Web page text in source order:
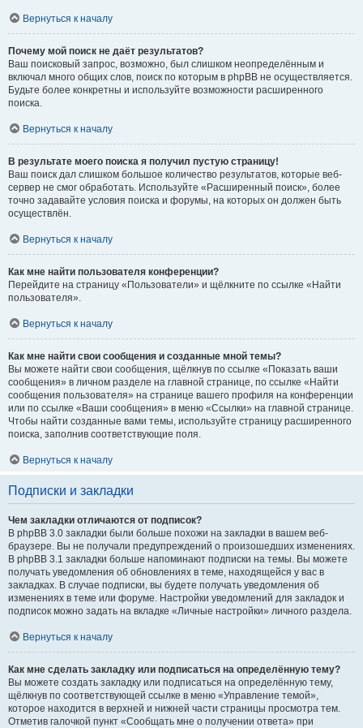
Вернуться к началу
Почему мой поиск не даёт результатов?
Ваш поисковый запрос, возможно, был слишком неопределённым и
включал много общих слов, поиск по которым в phpBB не осуществляется.
Будьте более конкретны и используйте возможности расширенного
поиска.
Вернуться к началу
В результате моего поиска я получил пустую страницу!
Ваш поиск дал слишком большое количество результатов, которые веб-
сервер не смог обработать. Используйте «Расширенный поиск», более
точно задавайте условия поиска и форумы, на которых он должен быть
осуществлён.
Вернуться к началу
Как мне найти пользователя конференции?
Перейдите на страницу «Пользователи» и щёлкните по ссылке «Найти
пользователя».
Вернуться к началу
Как мне найти свои сообщения и созданные мной темы?
Вы можете найти свои сообщения, щёлкнув по ссылке «Показать ваши
сообщения» в личном разделе на главной странице, по ссылке «Найти
сообщения пользователя» на странице вашего профиля на конференции
или по ссылке «Ваши сообщения» в меню «Ссылки» на главной странице.
Чтобы найти созданные вами темы, используйте страницу расширенного
поиска, заполнив соответствующие поля.
Вернуться к началу
Подписки и закладки
Чем закладки отличаются от подписок?
В phpBB 3.0 закладки были больше похожи на закладки в вашем веб-
браузере. Вы не получали предупреждений о произошедших изменениях.
В phpBB 3.1 закладки больше напоминают подписки на темы. Вы можете
получать уведомления об обновлениях в теме, находящейся у вас в
закладках. В случае подписки, вы будете получать уведомления об
изменениях в теме или форуме. Настройки уведомлений для закладок и
подписок можно задать на вкладке «Личные настройки» личного раздела.
Вернуться к началу
Как мне сделать закладку или подписаться на определённую тему?
Вы можете создать закладку или подписаться на определённую тему,
щёлкнув по соответствующей ссылке в меню «Управление темой»,
которое находится в верхней и нижней части страницы просмотра тем.
Отметив галочкой пункт «Сообщать мне о получении ответа» при